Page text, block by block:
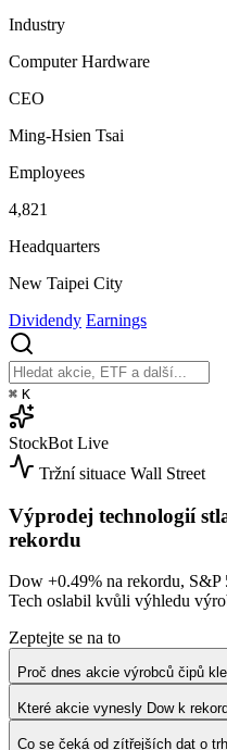
Industry
Computer Hardware
CEO
Ming-Hsien Tsai
Employees
4,821
Headquarters
New Taipei City
Dividendy Earnings
⌘ K
StockBot Live
Tržní situace Wall Street
Výprodej technologií
rekordu
Dow +0.49% na rekordu, S&P
Tech oslabil kvůli výhledu
Zeptejte se na to
Proč dnes akcie výrobců čipů
Které akcie vynesly Dow k
Co se čeká od zítřejších dat o